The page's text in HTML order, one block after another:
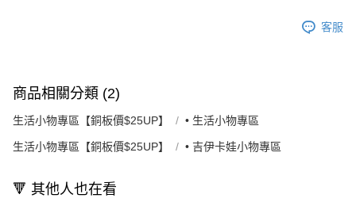
客服
商品相關分類 (2)
生活小物專區【銅板價$25UP】 • 生活小物專區
生活小物專區【銅板價$25UP】 • 吉伊卡娃小物專區
🔻 其他人也在看